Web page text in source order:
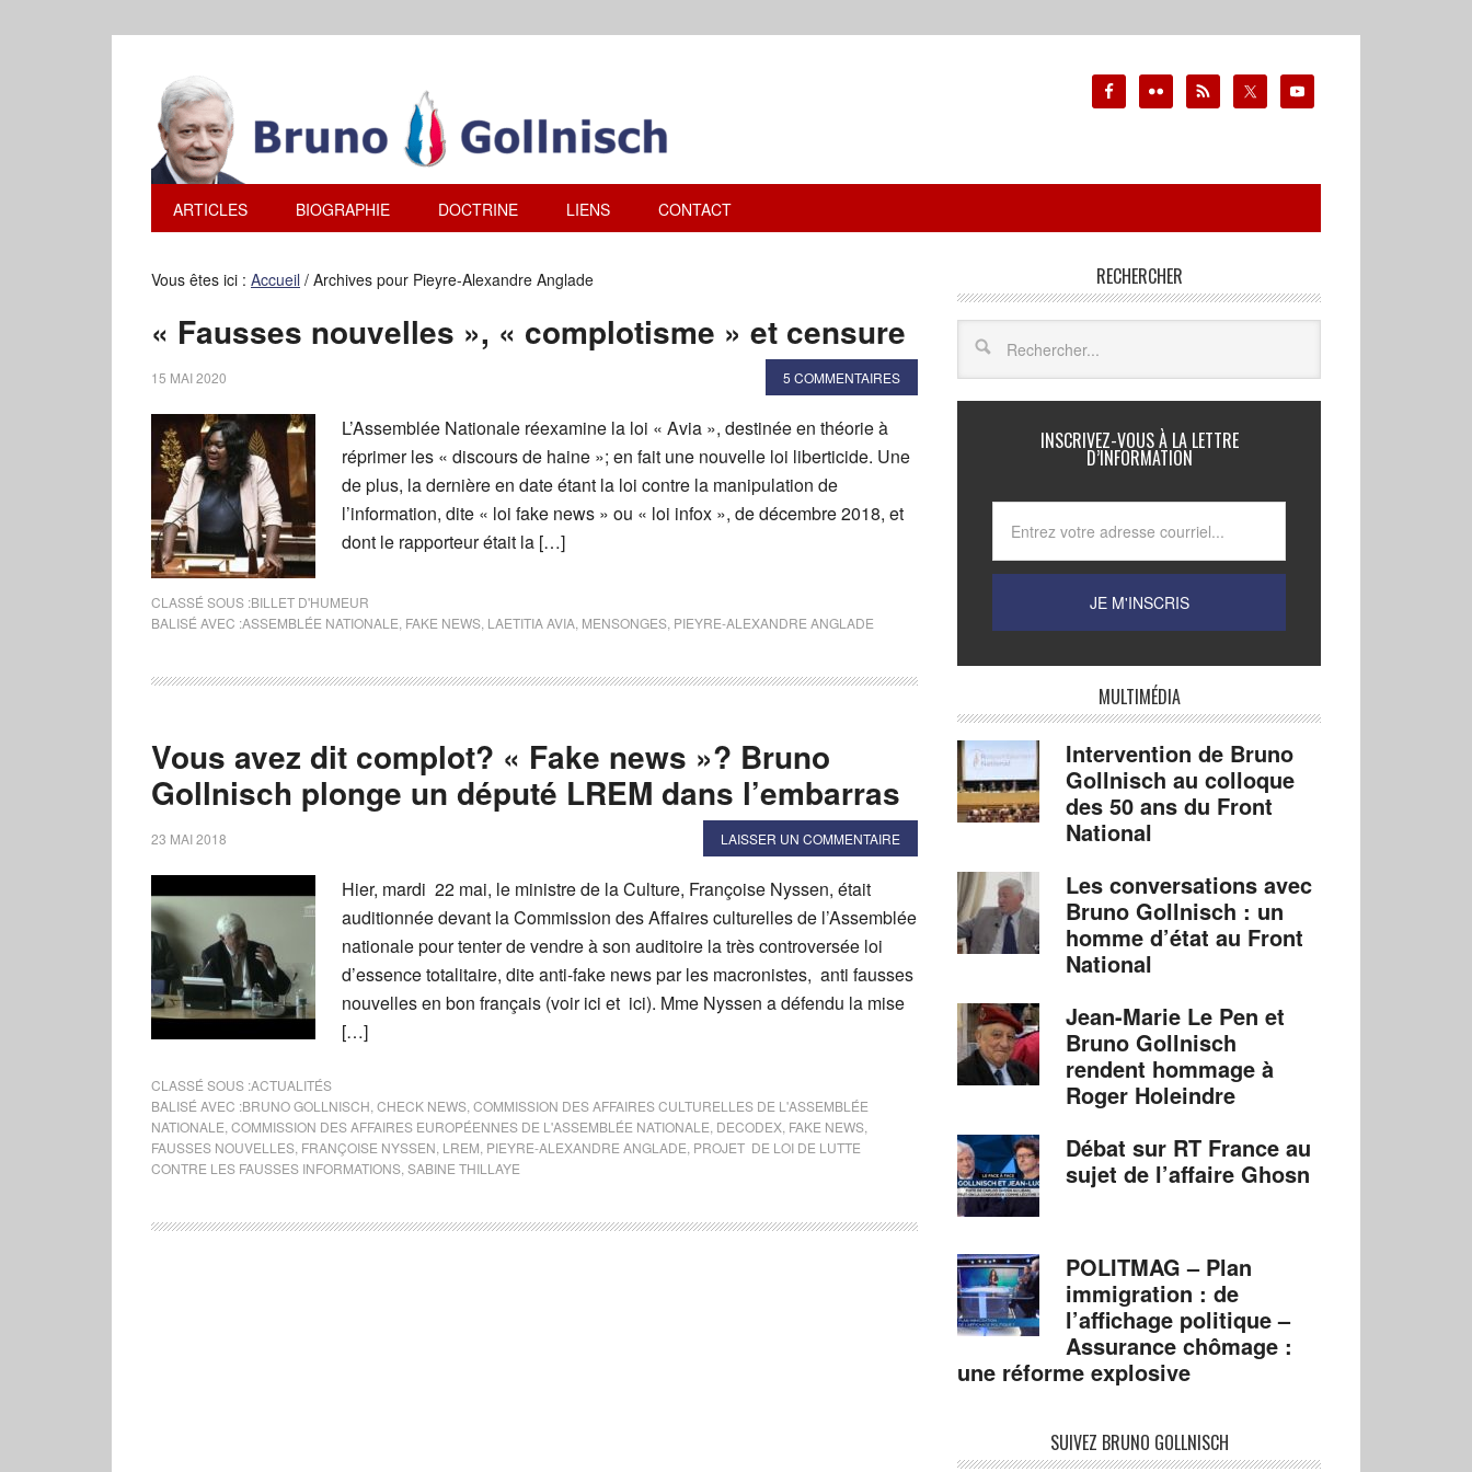
ARTICLES BIOGRAPHIE DOCTRINE LIENS CONTACT
Vous êtes ici : Accueil / Archives pour Pieyre-Alexandre Anglade
« Fausses nouvelles », « complotisme » et censure
15 MAI 2020 5 COMMENTAIRES
L’Assemblée Nationale réexamine la loi « Avia », destinée en théorie à
réprimer les « discours de haine »; en fait une nouvelle loi liberticide. Une
de plus, la dernière en date étant la loi contre la manipulation de
l’information, dite « loi fake news » ou « loi infox », de décembre 2018, et
dont le rapporteur était la […]
CLASSÉ SOUS :BILLET D'HUMEUR
BALISÉ AVEC :ASSEMBLÉE NATIONALE FAKE NEWS LAETITIA AVIA MENSONGES PIEYRE-ALEXANDRE ANGLADE
Vous avez dit complot? « Fake news »? Bruno
Gollnisch plonge un député LREM dans l’embarras
23 MAI 2018 LAISSER UN COMMENTAIRE
Hier, mardi 22 mai, le ministre de la Culture, Françoise Nyssen, était
auditionnée devant la Commission des Affaires culturelles de l’Assemblée
nationale pour tenter de vendre à son auditoire la très controversée loi
d’essence totalitaire, dite anti-fake news par les macronistes, anti fausses
nouvelles en bon français (voir ici et ici). Mme Nyssen a défendu la mise
[…]
CLASSÉ SOUS :ACTUALITÉS
BALISÉ AVEC :BRUNO GOLLNISCH CHECK NEWS COMMISSION DES AFFAIRES CULTURELLES DE L'ASSEMBLÉE
NATIONALE COMMISSION DES AFFAIRES EUROPÉENNES DE L'ASSEMBLÉE NATIONALE DECODEX FAKE NEWS
FAUSSES NOUVELLES FRANÇOISE NYSSEN LREM PIEYRE-ALEXANDRE ANGLADE PROJET DE LOI DE LUTTE
CONTRE LES FAUSSES INFORMATIONS SABINE THILLAYE
RECHERCHER
INSCRIVEZ-VOUS À LA LETTRE
D’INFORMATION
MULTIMÉDIA
Intervention de Bruno
Gollnisch au colloque
des 50 ans du Front
National
Les conversations avec
Bruno Gollnisch : un
homme d’état au Front
National
Jean-Marie Le Pen et
Bruno Gollnisch
rendent hommage à
Roger Holeindre
Débat sur RT France au
sujet de l’affaire Ghosn
POLITMAG – Plan
immigration : de
l’affichage politique –
Assurance chômage :
une réforme explosive
SUIVEZ BRUNO GOLLNISCH